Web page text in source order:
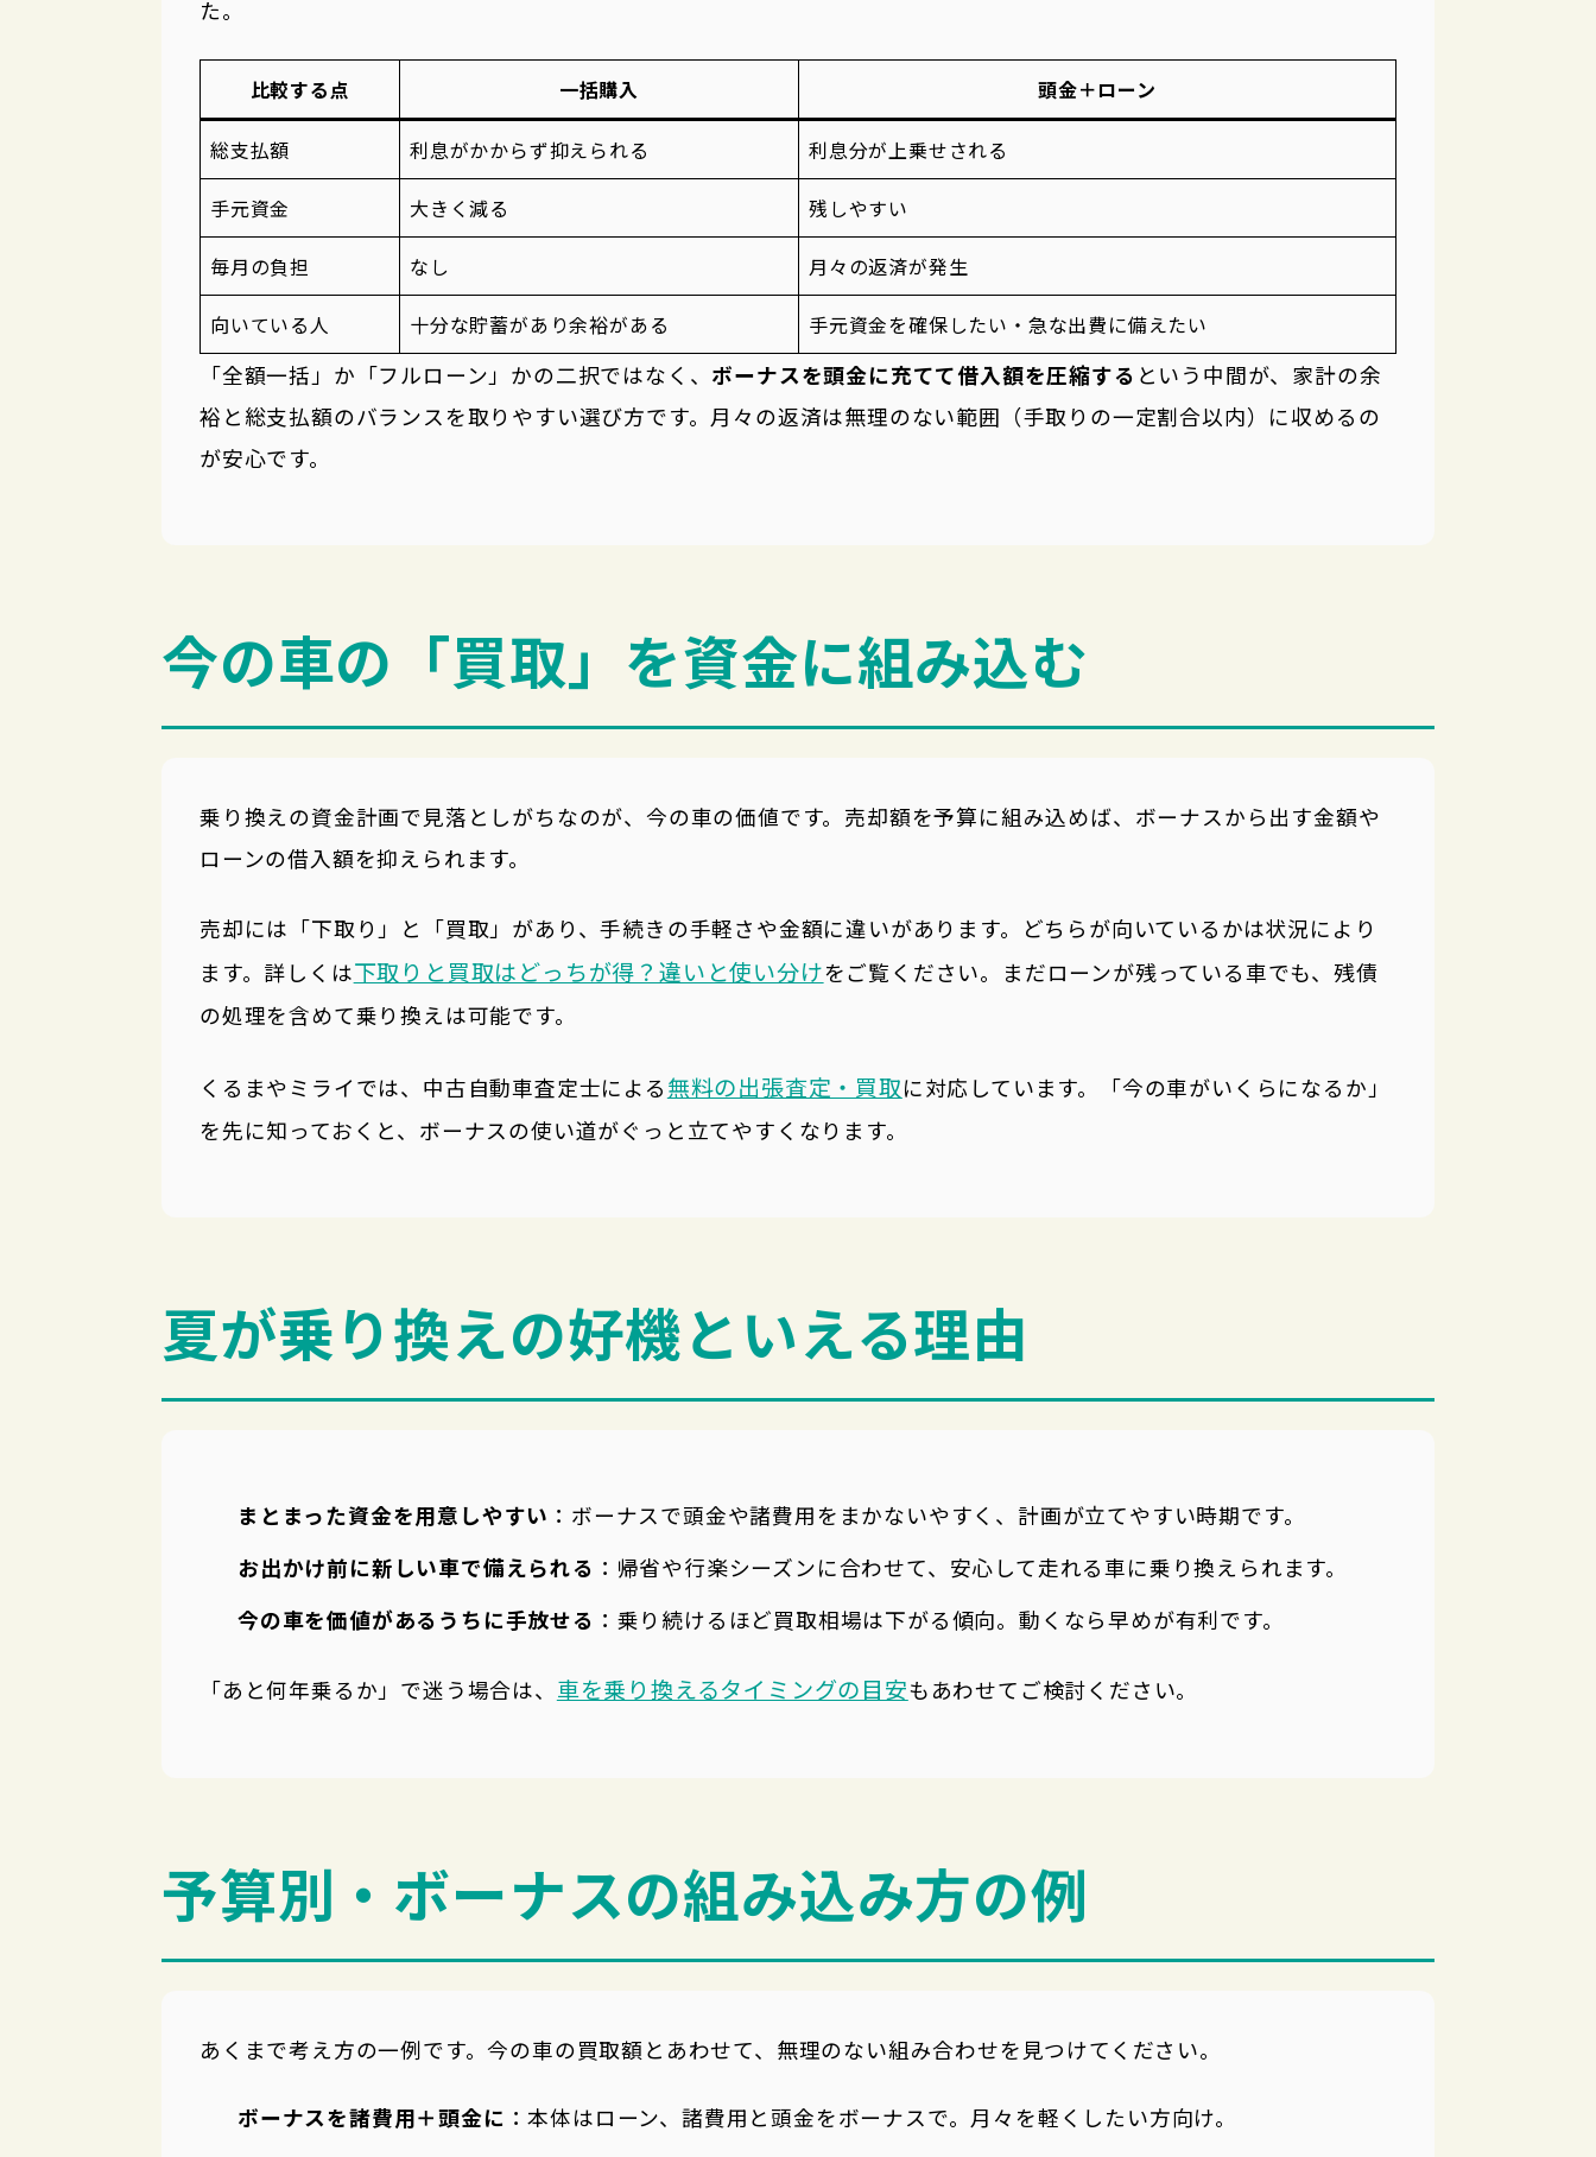
た。
比較する点 一括購入 頭金＋ローン
総支払額 利息がかからず抑えられる 利息分が上乗せされる
手元資金 大きく減る 残しやすい
毎月の負担 なし 月々の返済が発生
向いている人 十分な貯蓄があり余裕がある 手元資金を確保したい・急な出費に備えたい
「全額一括」か「フルローン」かの二択ではなく、 ボーナスを頭金に充てて借入額を圧縮する という中間が、家計の余
裕と総支払額のバランスを取りやすい選び方です。月々の返済は無理のない範囲（手取りの一定割合以内）に収めるの
が安心です。
今の車の「買取」を資金に組み込む
乗り換えの資金計画で見落としがちなのが、今の車の価値です。売却額を予算に組み込めば、ボーナスから出す金額や
ローンの借入額を抑えられます。
売却には「下取り」と「買取」があり、手続きの手軽さや金額に違いがあります。どちらが向いているかは状況により
ます。詳しくは下取りと買取はどっちが得？違いと使い分けをご覧ください。まだローンが残っている車でも、残債
の処理を含めて乗り換えは可能です。
くるまやミライでは、中古自動車査定士による無料の出張査定・買取に対応しています。「今の車がいくらになるか」
を先に知っておくと、ボーナスの使い道がぐっと立てやすくなります。
夏が乗り換えの好機といえる理由
まとまった資金を用意しやすい ：ボーナスで頭金や諸費用をまかないやすく、計画が立てやすい時期です。
お出かけ前に新しい車で備えられる ：帰省や行楽シーズンに合わせて、安心して走れる車に乗り換えられます。
今の車を価値があるうちに手放せる ：乗り続けるほど買取相場は下がる傾向。動くなら早めが有利です。
「あと何年乗るか」で迷う場合は、 車を乗り換えるタイミングの目安もあわせてご検討ください。
予算別・ボーナスの組み込み方の例
あくまで考え方の一例です。今の車の買取額とあわせて、無理のない組み合わせを見つけてください。
ボーナスを諸費用＋頭金に ：本体はローン、諸費用と頭金をボーナスで。月々を軽くしたい方向け。